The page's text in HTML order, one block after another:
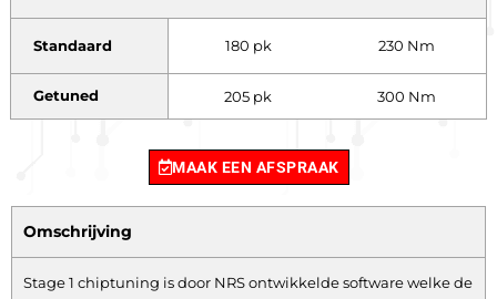
Standaard 180 pk 230 Nm
Getuned 205 pk 300 Nm
MAAK EEN AFSPRAAK
Omschrijving
Stage 1 chiptuning is door NRS ontwikkelde software welke de